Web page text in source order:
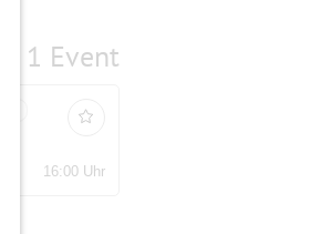
1 Event
16:00 Uhr